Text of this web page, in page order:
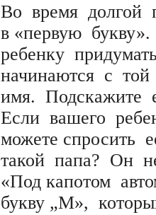
Во время долгой
в «первую букву».
ребенку
начинаются с той
имя. Подскажите
Если вашего
можете спросить
такой папа? Он
«Под капотом
букву „М»,